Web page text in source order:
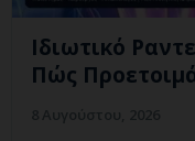
Ιδιωτικό
Πώς